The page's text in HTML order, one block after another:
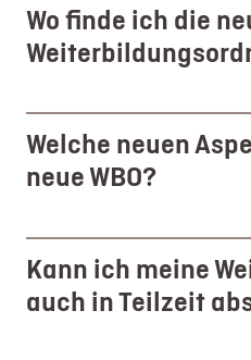
Wo finde ich die
Welche neuen
neue WBO?
Kann ich meine
auch in Teilzeit